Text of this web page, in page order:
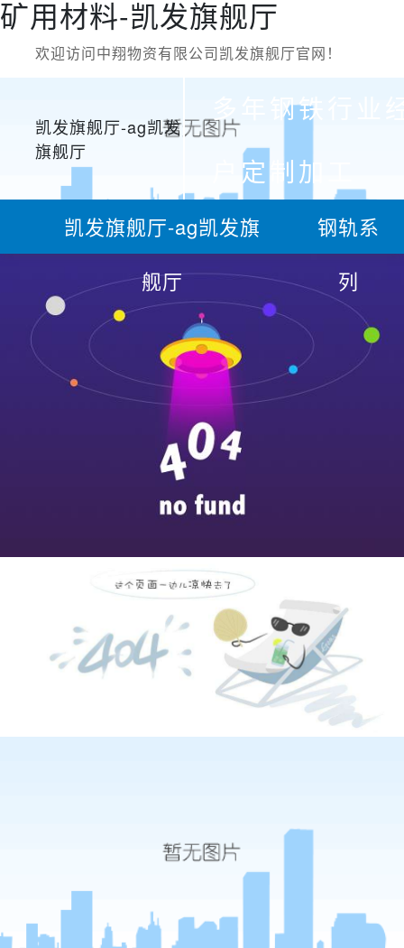
矿用材料-凯发旗舰厅
欢迎访问中翔物资有限公司凯发旗舰厅官网！
凯发旗舰厅-ag凯发
旗舰厅
多年钢铁行业
户定制加工
凯发旗舰厅-ag凯发旗
舰厅
钢轨系
列